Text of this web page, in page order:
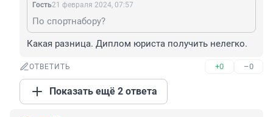
Гость21 февраля 2024, 07:57
По спортнабору?
Какая разница. Диплом юриста получить нелегко.
ОТВЕТИТЬ +0 –0
Показать ещё 2 ответа